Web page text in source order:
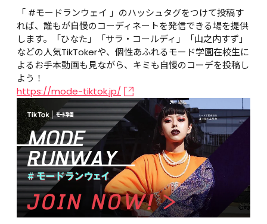
「 #モードランウェイ 」のハッシュタグをつけて投稿す
れば、誰もが自慢のコーディネートを発信できる場を提供
します。「ひなた」「サラ・コールディ」「山之内すず」
などの人気TikTokerや、個性あふれるモード学園在校生に
よるお手本動画も見ながら、キミも自慢のコーデを投稿し
よう！
https://mode-tiktok.jp/